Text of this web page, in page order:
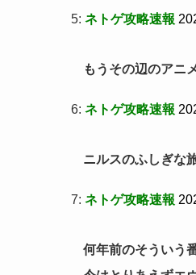
5: ネトゲ攻略速報
もうその辺のアニ
6: ネトゲ攻略速報
ニルスのふしぎな
7: ネトゲ攻略速報
何年前のそういう